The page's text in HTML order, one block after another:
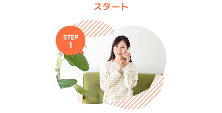
スタート